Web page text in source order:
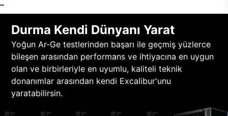
Durma Kendi Dünyanı Yarat
Yoğun Ar-Ge testlerinden başarı ile geçmiş yüzlerce
bileşen arasından performans ve ihtiyacına en uygun
olan ve birbirleriyle en uyumlu, kaliteli teknik
donanımlar arasından kendi Excalibur'unu
yaratabilirsin.